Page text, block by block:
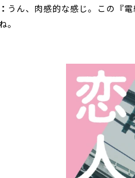
うん、肉感的な感じ。この『
。